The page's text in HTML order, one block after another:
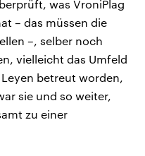
was VroniPlag
– das müssen die
–, selber noch
vielleicht das Umfeld
betreut worden,
sie und so weiter,
zu einer